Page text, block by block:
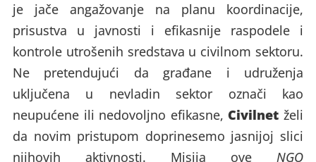
je jače angažovanje na planu koordinacije,
prisustva u javnosti i efikasnije raspodele i
kontrole utrošenih sredstava u civilnom sektoru.
Ne pretendujući da građane i udruženja
uključena u nevladin sektor označi kao
neupućene ili nedovoljno efikasne, Civilnet želi
da novim pristupom doprinesemo jasnijoj slici
njihovih aktivnosti. Misija oveNGO